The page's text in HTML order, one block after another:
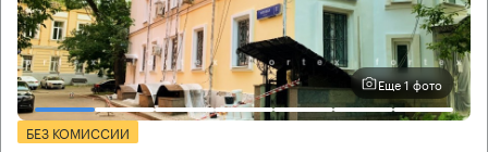
Еще 1 фото
БЕЗ КОМИССИИ